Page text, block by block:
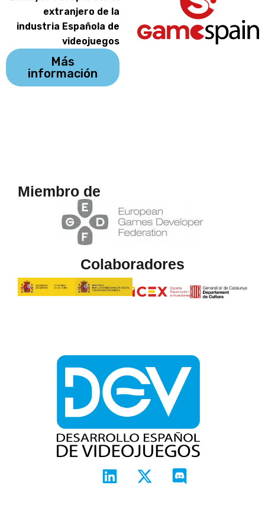
extranjero de la
industria Española de
videojuegos
Más
información
Miembro de
Colaboradores